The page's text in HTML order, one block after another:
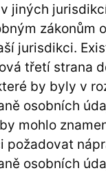
jiných
zákonům
jurisdikci.
třetí strana
by byly v
osobních
mohlo
požadovat
osobních